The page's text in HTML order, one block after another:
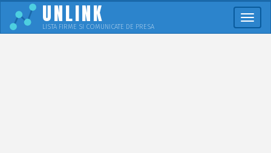
UNLINK
LISTA FIRME SI COMUNICATE DE PRESA